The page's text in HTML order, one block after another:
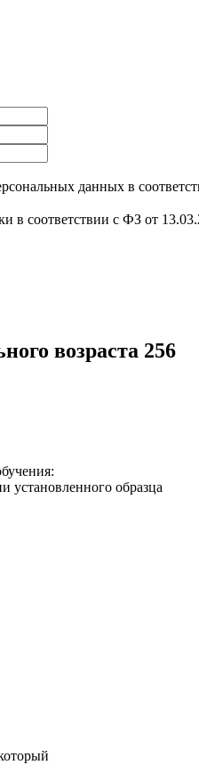
данных в
в соответствии с ФЗ от
возраста 256
установленного образца